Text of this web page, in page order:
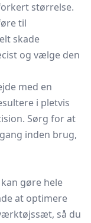
størrelse.
til
skade
og vælge den
med en
i pletvis
Sørg for at
inden brug,
gøre hele
at optimere
så du